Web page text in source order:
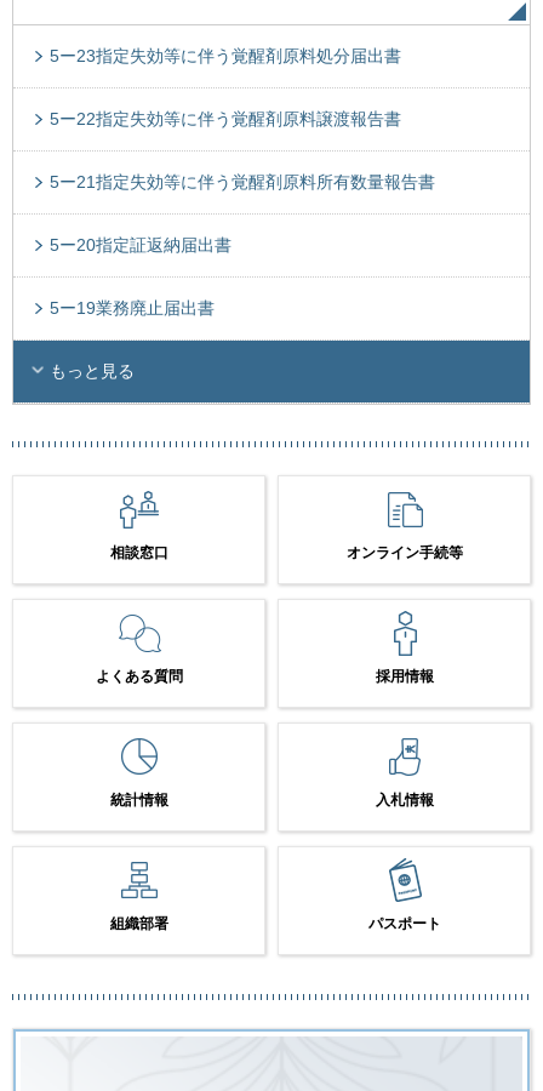
5ー23指定失効等に伴う覚醒剤原料処分届出書
5ー22指定失効等に伴う覚醒剤原料譲渡報告書
5ー21指定失効等に伴う覚醒剤原料所有数量報告書
5ー20指定証返納届出書
5ー19業務廃止届出書
もっと見る
相談窓口 オンライン手続等
よくある質問 採用情報
統計情報 入札情報
組織部署 パスポート